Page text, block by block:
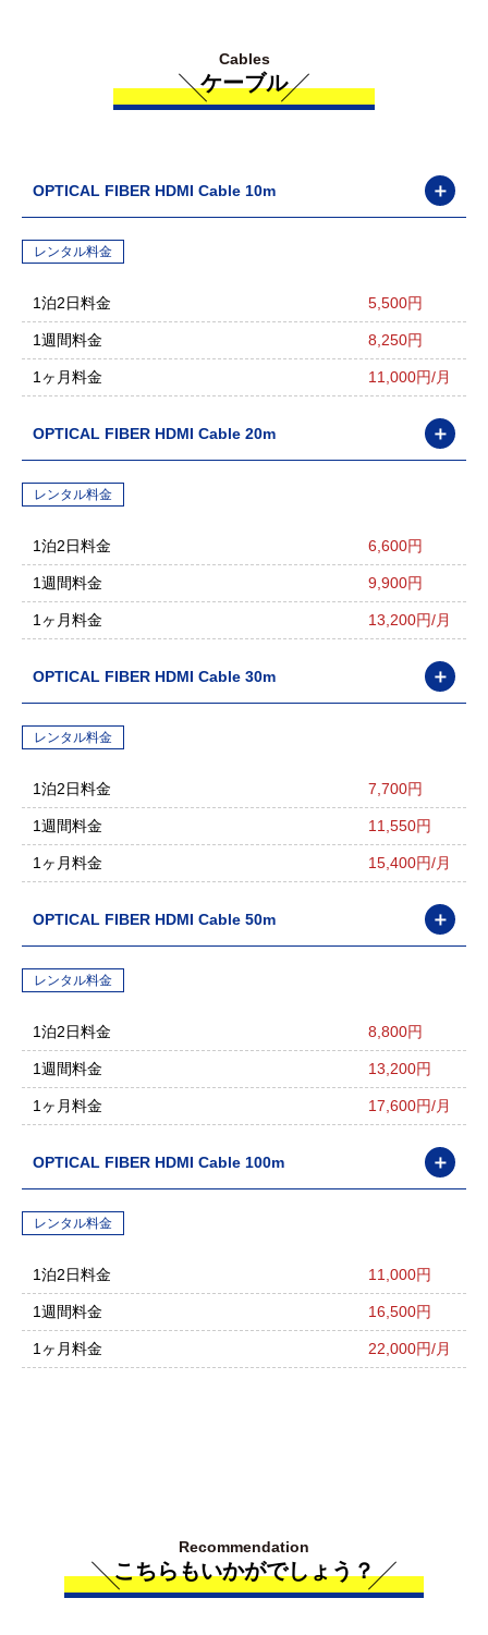
Cables
ケーブル
OPTICAL FIBER HDMI Cable 10m ＋
レンタル料金
1泊2日料金 5,500円
1週間料金 8,250円
1ヶ月料金 11,000円/月
OPTICAL FIBER HDMI Cable 20m ＋
レンタル料金
1泊2日料金 6,600円
1週間料金 9,900円
1ヶ月料金 13,200円/月
OPTICAL FIBER HDMI Cable 30m ＋
レンタル料金
1泊2日料金 7,700円
1週間料金 11,550円
1ヶ月料金 15,400円/月
OPTICAL FIBER HDMI Cable 50m ＋
レンタル料金
1泊2日料金 8,800円
1週間料金 13,200円
1ヶ月料金 17,600円/月
OPTICAL FIBER HDMI Cable 100m ＋
レンタル料金
1泊2日料金 11,000円
1週間料金 16,500円
1ヶ月料金 22,000円/月
Recommendation
こちらもいかがでしょう？